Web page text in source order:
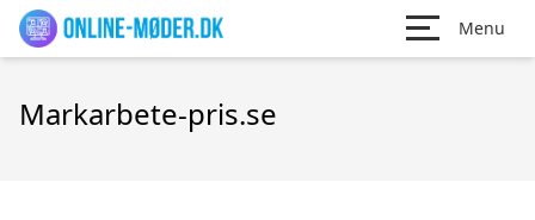
Menu
Markarbete-pris.se